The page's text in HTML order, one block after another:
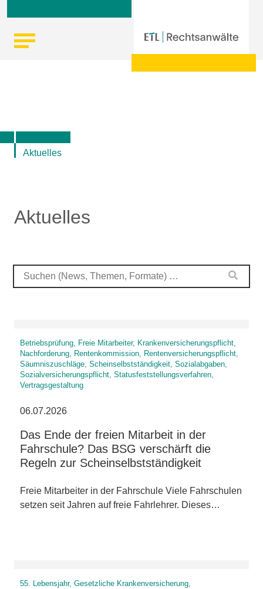
Skip
content
Aktuelles
Aktuelles
Betriebsprüfung, Freie Mitarbeiter, Krankenversicherungspflicht,
Nachforderung, Rentenkommission, Rentenversicherungspflicht,
Säumniszuschläge, Scheinselbstständigkeit, Sozialabgaben,
Sozialversicherungspflicht, Statusfeststellungsverfahren,
Vertragsgestaltung
06.07.2026
Das Ende der freien Mitarbeit in der
Fahrschule? Das BSG verschärft die
Regeln zur Scheinselbstständigkeit
Freie Mitarbeiter in der Fahrschule Viele Fahrschulen
setzen seit Jahren auf freie Fahrlehrer. Dieses…
55. Lebensjahr, Gesetzliche Krankenversicherung,